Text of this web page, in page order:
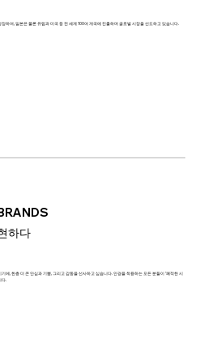
하여, 일본은 물론 유럽과 미국 등 전 세계 100여 개국에 진출하며 글로벌 시장을 선도하고 있습니다.
하다
에, 한층 더 큰 안심과 기쁨, 그리고 감동을 선사하고 싶습니다. 안경을 착용하는 모든 분들이 '쾌적한 시
다.